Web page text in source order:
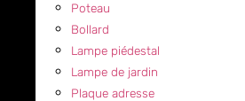
Poteau
Bollard
Lampe piédestal
Lampe de jardin
Plaque adresse